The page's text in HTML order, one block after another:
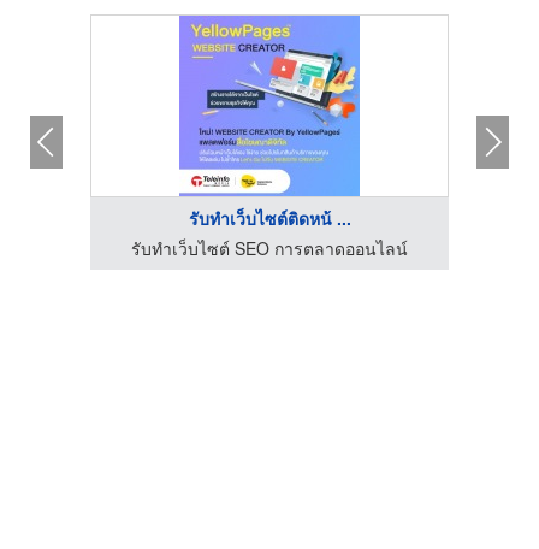
รับทําเว็บไซต์ติดหน้ ...
รับทำเว็บไซต์ SEO การตลาดออนไลน์